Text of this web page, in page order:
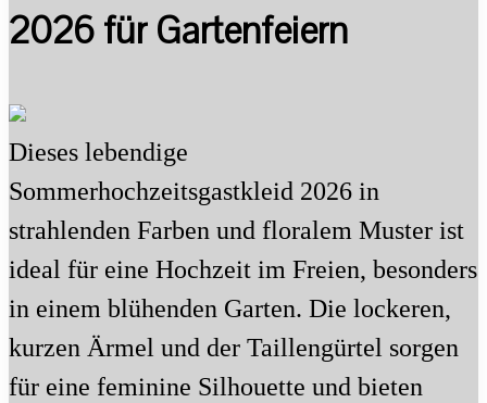
2026 für Gartenfeiern
Dieses lebendige
Sommerhochzeitsgastkleid 2026 in
strahlenden Farben und floralem Muster ist
ideal für eine Hochzeit im Freien, besonders
in einem blühenden Garten. Die lockeren,
kurzen Ärmel und der Taillengürtel sorgen
für eine feminine Silhouette und bieten